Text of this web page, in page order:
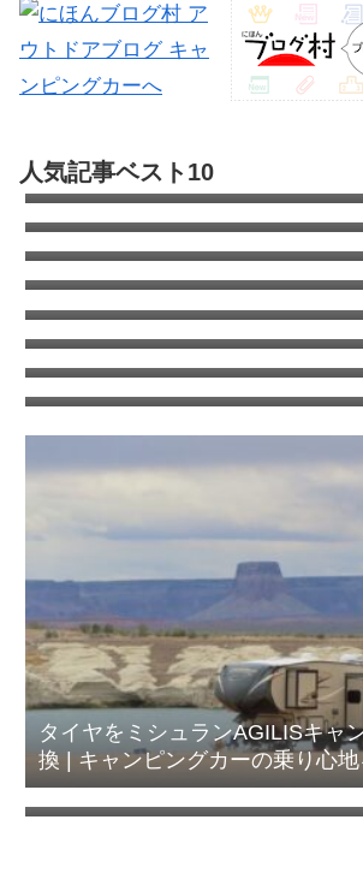
なにを当たり前のことを…」と
わっていま
は...
人気記事ベスト10
Partsfan！カムロードもあるよ
キャンピングカーのオールペン全
コン全塗の費用は?
カムロードのタイヤはこれで決
レイクのタイヤ交換
エアコン室外機がタイヤを劣化
ンクラッキング
キャンピングカーの清水タンク
について考える）
コロナのウインドエアコンをキ
ーに取り付け
ANAワイドゴールドVISA/
切り替えても年会費追加徴収は
ANA国内線システムリニューア
得した話
タイヤをミシュランAGILISキャ
換 | キャンピングカーの乗り心
方法
太平洋フェリーで酒飲みが安く
す方法